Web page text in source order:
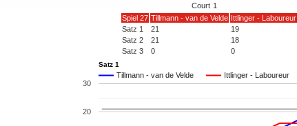
Court 1
Spiel 27 Tillmann - van de Velde Ittlinger - Laboureur
Satz 1
21 19
Satz 2
21 18
Satz 3
0 0
Satz 1
Tillmann - van de Velde Ittlinger - Laboureur
20
30